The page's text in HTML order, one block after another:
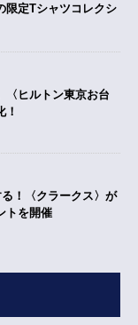
限定Tシャツコレクシ
〈ヒルトン東京お台
！
！〈クラークス〉が
トを開催